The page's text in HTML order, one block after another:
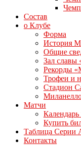
Состав
о Клубе
Форма
История
Общие
Зал славы
Рекорды
Трофеи и
Стадион
Матчи
Купить
Таблица Серии
Контакты